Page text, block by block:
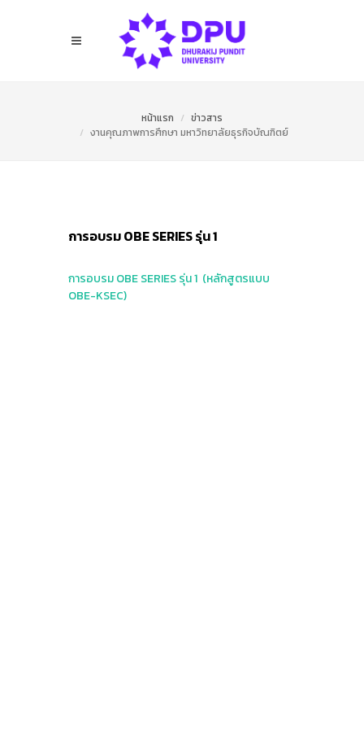
หน้าแรก
ข่าวสาร
งานคุณภาพการศึกษา มหาวิทยาลัยธุรกิจบัณฑิตย์
การอบรม OBE SERIES รุ่น 1
การอบรม OBE SERIES รุ่น 1 (หลักสูตรแบบ
OBE-KSEC)